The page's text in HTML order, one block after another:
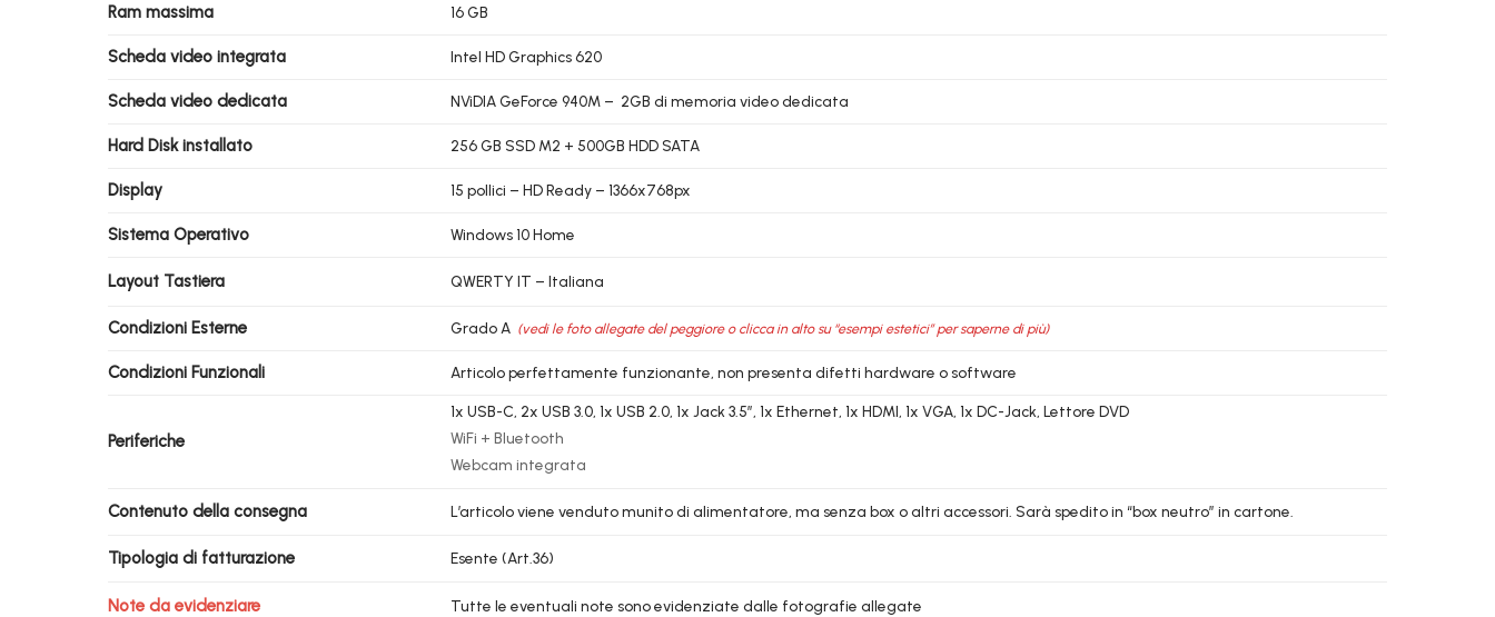
Ram massima 16 GB
Scheda video integrata Intel HD Graphics 620
Scheda video dedicata NViDIA GeForce 940M – 2GB di memoria video dedicata
Hard Disk installato 256 GB SSD M2 + 500GB HDD SATA
Display 15 pollici – HD Ready – 1366x768px
Sistema Operativo Windows 10 Home
Layout Tastiera QWERTY IT – Italiana
Condizioni Esterne Grado A (vedi le foto allegate del peggiore o clicca in alto su “esempi estetici” per saperne di più)
Condizioni Funzionali Articolo perfettamente funzionante, non presenta difetti hardware o software
Periferiche
1x USB-C, 2x USB 3.0, 1x USB 2.0, 1x Jack 3.5″, 1x Ethernet, 1x HDMI, 1x VGA, 1x DC-Jack, Lettore DVD
WiFi + Bluetooth
Webcam integrata
Contenuto della consegna L’articolo viene venduto munito di alimentatore, ma senza box o altri accessori. Sarà spedito in “box neutro” in cartone.
Tipologia di fatturazione Esente (Art.36)
Note da evidenziare Tutte le eventuali note sono evidenziate dalle fotografie allegate